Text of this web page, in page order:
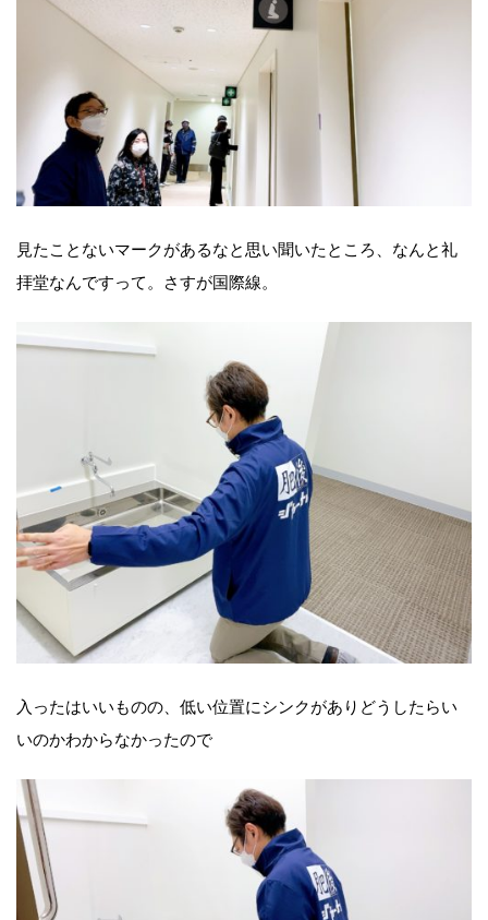
見たことないマークがあるなと思い聞いたところ、なんと礼
拝堂なんですって。さすが国際線。
入ったはいいものの、低い位置にシンクがありどうしたらい
いのかわからなかったので